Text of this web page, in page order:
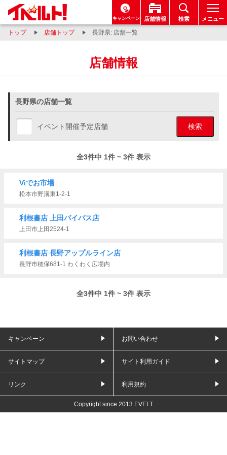
キャンペーン 店舗情報 検索 メニュー
トップ 店舗トップ 長野県: 店舗一覧
店舗情報
長野県の店舗一覧
イベント開催予定店舗 検索
全3件中 1件 ~ 3件 表示
Viでお市場
松本市野溝東1-2-1
利根書店 上田バイパス店
上田市上田2524-1
利根書店 長野アップルライン店
長野市穂保681-1 わくわく広場内
全3件中 1件 ~ 3件 表示
キャンペーン お問い合わせ
サイトマップ サイト利用ガイド
リンク 利用規約
Copyright since 2013 EVELT